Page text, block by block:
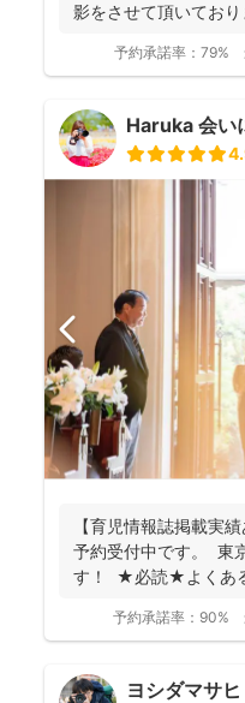
影をさせて頂いてお
予約承諾率： 79%
Haruka 会い
【育児情報誌掲載実
予約受付中です。 東
す！ ★必読★よくあ
予約承諾率： 90%
ヨシダマサヒ